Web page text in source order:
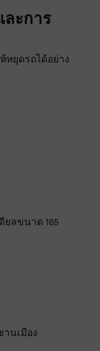
ละการ
หยุดรถได้อย่าง
ยลขนาด 165
นเมือง